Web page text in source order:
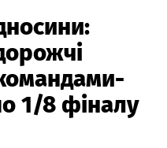
1/8 фіналу